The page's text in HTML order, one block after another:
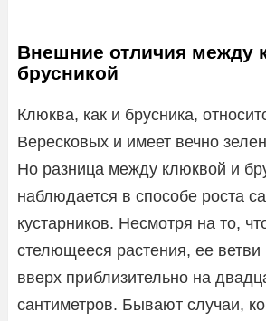
Внешние отличия между
брусникой
Клюква, как и брусника,
Вересковых и имеет вечно
Но разница между клюквой и
наблюдается в способе роста
кустарников. Несмотря на то,
стелющееся растения, ее ветви
вверх приблизительно на
сантиметров. Бывают случаи,